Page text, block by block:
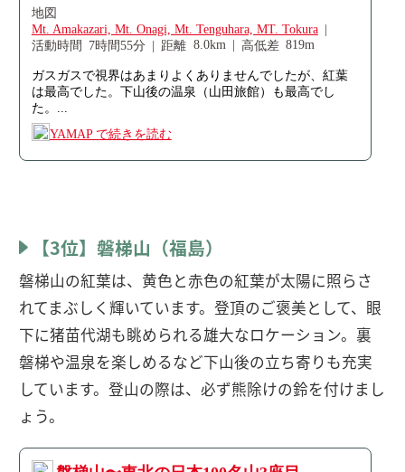
【3位】磐梯山（福島）
磐梯山の紅葉は、黄色と赤色の紅葉が太陽に照らさ
れてまぶしく輝いています。登頂のご褒美として、眼
下に猪苗代湖も眺められる雄大なロケーション。裏
磐梯や温泉を楽しめるなど下山後の立ち寄りも充実
しています。登山の際は、必ず熊除けの鈴を付けまし
ょう。